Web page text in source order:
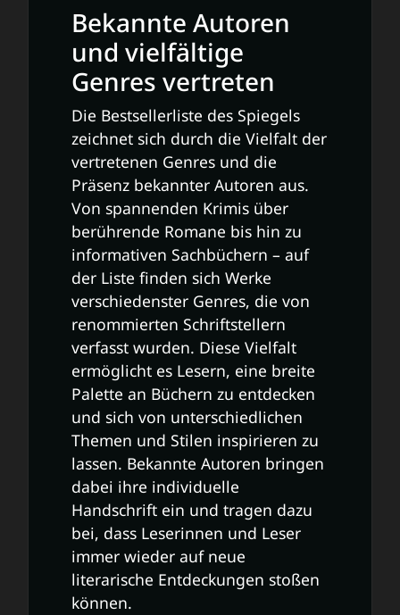
Bekannte Autoren
und vielfältige
Genres vertreten
Die Bestsellerliste des Spiegels
zeichnet sich durch die Vielfalt der
vertretenen Genres und die
Präsenz bekannter Autoren aus.
Von spannenden Krimis über
berührende Romane bis hin zu
informativen Sachbüchern – auf
der Liste finden sich Werke
verschiedenster Genres, die von
renommierten Schriftstellern
verfasst wurden. Diese Vielfalt
ermöglicht es Lesern, eine breite
Palette an Büchern zu entdecken
und sich von unterschiedlichen
Themen und Stilen inspirieren zu
lassen. Bekannte Autoren bringen
dabei ihre individuelle
Handschrift ein und tragen dazu
bei, dass Leserinnen und Leser
immer wieder auf neue
literarische Entdeckungen stoßen
können.